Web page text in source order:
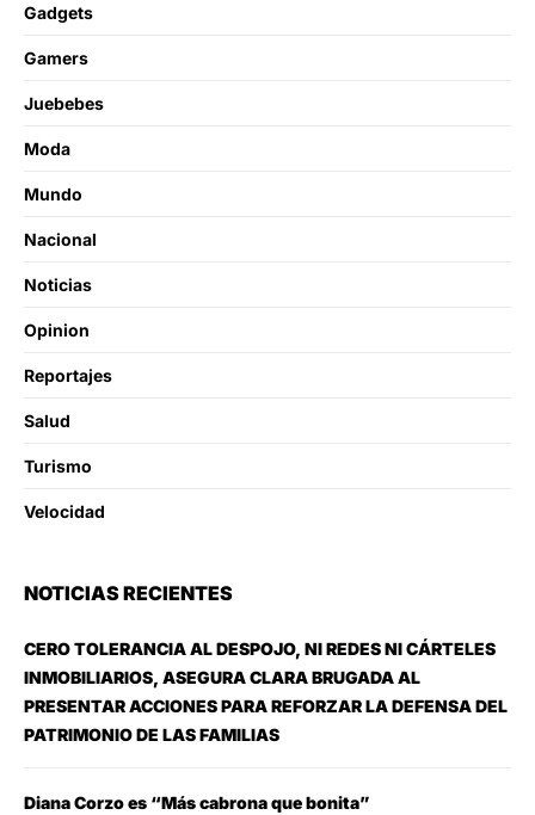
Gadgets
Gamers
Juebebes
Moda
Mundo
Nacional
Noticias
Opinion
Reportajes
Salud
Turismo
Velocidad
NOTICIAS RECIENTES
CERO TOLERANCIA AL DESPOJO, NI REDES NI CÁRTELES
INMOBILIARIOS, ASEGURA CLARA BRUGADA AL
PRESENTAR ACCIONES PARA REFORZAR LA DEFENSA DEL
PATRIMONIO DE LAS FAMILIAS
Diana Corzo es “Más cabrona que bonita”